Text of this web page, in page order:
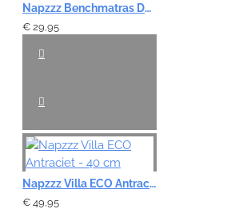
Napzzz Benchmatras Donkergroen - 5 maten
€ 29,95
Napzzz Villa ECO Antraciet - 40 cm
€ 49,95